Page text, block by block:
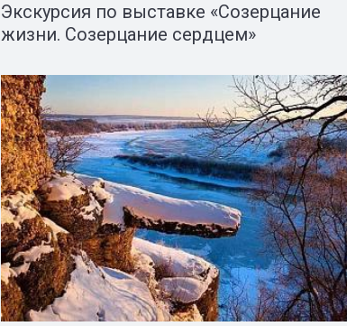
Экскурсия по выставке «Созерцание
жизни. Созерцание сердцем»